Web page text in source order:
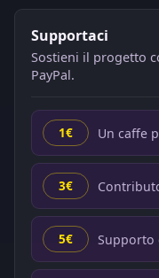
Supportaci
Sostieni il progetto
PayPal.
1€ Un caffe
3€
5€ Supporto